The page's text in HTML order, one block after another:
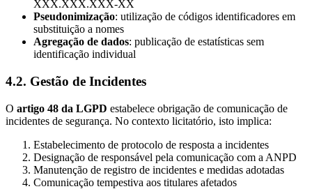
XXX.XXX.XXX-XX
Pseudonimização: utilização de códigos identificadores em
substituição a nomes
Agregação de dados: publicação de estatísticas sem
identificação individual
4.2. Gestão de Incidentes
O artigo 48 da LGPD estabelece obrigação de comunicação de
incidentes de segurança. No contexto licitatório, isto implica:
Estabelecimento de protocolo de resposta a incidentes
Designação de responsável pela comunicação com a ANPD
Manutenção de registro de incidentes e medidas adotadas
Comunicação tempestiva aos titulares afetados